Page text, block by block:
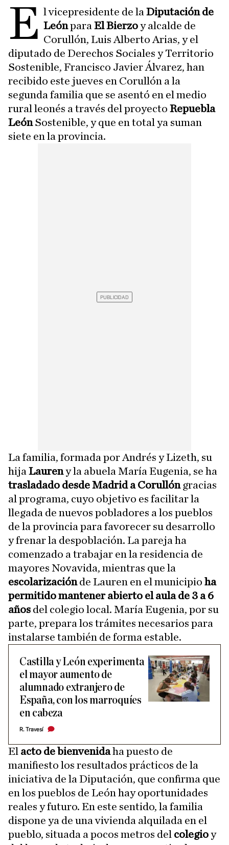
E l vicepresidente de laDiputación de
LeónparaEl Bierzoy alcalde de
Corullón, Luis Alberto Arias, y el
diputado de Derechos Sociales y Territorio
Sostenible, Francisco Javier Álvarez, han
recibido este jueves en Corullón a la
segunda familia que se asentó en el medio
rural leonés a través del proyecto Repuebla
LeónSostenible, y que en total ya suman
siete en la provincia.
La familia, formada por Andrés y Lizeth, su
hija Laureny la abuela María Eugenia, se ha
trasladado desde Madrid a Corullóngracias
al programa, cuyo objetivo es facilitar la
llegada de nuevos pobladores a los pueblos
de la provincia para favorecer su desarrollo
y frenar la despoblación. La pareja ha
comenzado a trabajar en la residencia de
mayores Novavida, mientras que la
escolarizaciónde Lauren en el municipio ha
permitido mantener abierto el aula de 3 a 6
años del colegio local. María Eugenia, por su
parte, prepara los trámites necesarios para
instalarse también de forma estable.
Castilla y León experimenta
el mayor aumento de
alumnado extranjero de
España, con los marroquíes
en cabeza
R. Travesí
El acto de bienvenidaha puesto de
manifiesto los resultados prácticos de la
iniciativa de la Diputación, que confirma que
en los pueblos de León hay oportunidades
reales y futuro. En este sentido, la familia
dispone ya de una vivienda alquilada en el
pueblo, situada a pocos metros del colegioy